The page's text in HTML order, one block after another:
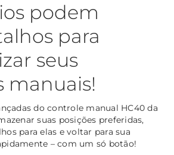
podem
para
seus
manuais!
do controle manual HC40 da
suas posições preferidas,
para elas e voltar para sua
– com um só botão!